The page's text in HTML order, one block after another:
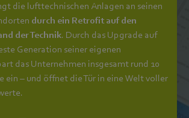
die lufttechnischen Anlagen an seinen
durch ein Retrofit auf den
der Technik. Durch das Upgrade auf
Generation seiner eigenen
das Unternehmen insgesamt rund 10
ein – und öffnet die Tür in eine Welt voller